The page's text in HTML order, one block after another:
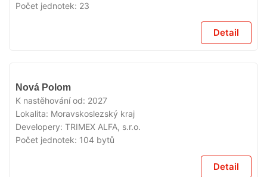
Počet jednotek: 23
Detail
Nová Polom
K nastěhování od: 2027
Lokalita: Moravskoslezský kraj
Developery: TRIMEX ALFA, s.r.o.
Počet jednotek: 104 bytů
Detail